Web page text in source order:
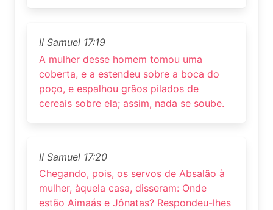
II Samuel 17:19
A mulher desse homem tomou uma
coberta, e a estendeu sobre a boca do
poço, e espalhou grãos pilados de
cereais sobre ela; assim, nada se soube.
II Samuel 17:20
Chegando, pois, os servos de Absalão à
mulher, àquela casa, disseram: Onde
estão Aimaás e Jônatas? Respondeu-lhes